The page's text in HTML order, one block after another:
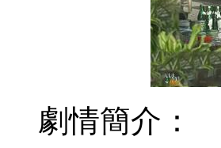
劇情簡介：